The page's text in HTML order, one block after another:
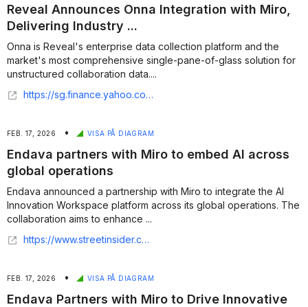
Reveal Announces Onna Integration with Miro,
Delivering Industry ...
Onna is Reveal's enterprise data collection platform and the
market's most comprehensive single-pane-of-glass solution for
unstructured collaboration data....
https://sg.finance.yahoo.com/news/reveal-announces-onna-integration-miro-130000507.html
FEB. 17, 2026 • VISA PÅ DIAGRAM
Endava partners with Miro to embed AI across
global operations
Endava announced a partnership with Miro to integrate the AI
Innovation Workspace platform across its global operations. The
collaboration aims to enhance ...
https://www.streetinsider.com/Corporate+News/Endava+partners+with+Miro+to+embed+AI+across+global+operations/26004662.html
FEB. 17, 2026 • VISA PÅ DIAGRAM
Endava Partners with Miro to Drive Innovative